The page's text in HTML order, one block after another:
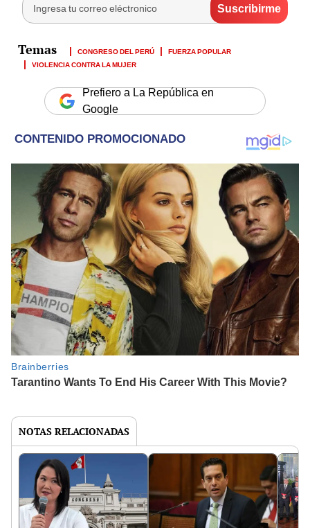
CONGRESO DEL PERÚ
FUERZA POPULAR
VIOLENCIA CONTRA LA MUJER
Prefiero a La República en
Google
NOTAS RELACIONADAS